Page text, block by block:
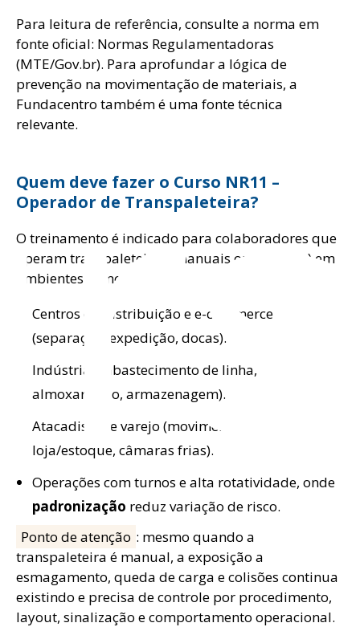
Para leitura de referência, consulte a norma em
fonte oficial: Normas Regulamentadoras
(MTE/Gov.br). Para aprofundar a lógica de
prevenção na movimentação de materiais, a
Fundacentro também é uma fonte técnica
relevante.
Quem deve fazer o Curso NR11 –
Operador de Transpaleteira?
O treinamento é indicado para colaboradores que
operam transpaleteiras (manuais ou elétricas) em
ambientes como:
Centros de distribuição e e-commerce
(separação, expedição, docas).
Indústrias (abastecimento de linha,
almoxarifado, armazenagem).
Atacadistas e varejo (movimentação em
loja/estoque, câmaras frias).
Operações com turnos e alta rotatividade, onde
padronização reduz variação de risco.
Ponto de atenção : mesmo quando a
transpaleteira é manual, a exposição a
esmagamento, queda de carga e colisões continua
existindo e precisa de controle por procedimento,
layout, sinalização e comportamento operacional.